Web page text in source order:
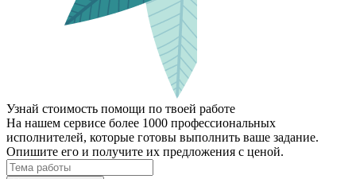
Узнай стоимость помощи по твоей работе
На нашем сервисе более 1000 профессиональных
исполнителей, которые готовы выполнить ваше задание.
Опишите его и получите их предложения с ценой.